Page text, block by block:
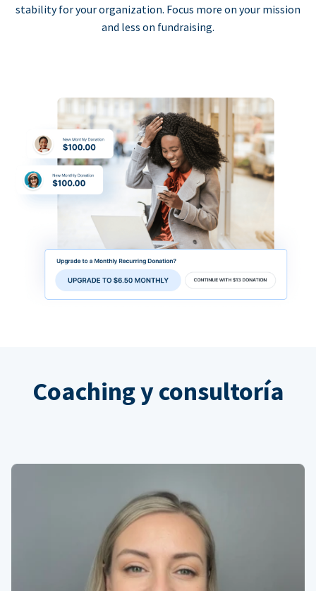
stability for your organization. Focus more on your mission
and less on fundraising.
Coaching y consultoría